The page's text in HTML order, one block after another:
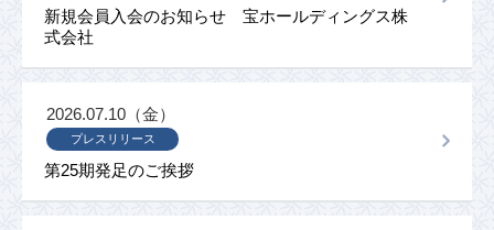
新規会員入会のお知らせ 宝ホールディングス株
式会社
第25期発足のご挨拶
プレスリリース
2026.07.10（金）